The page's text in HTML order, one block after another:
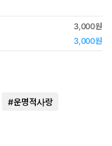
3,000원
3,000원
#운명적사랑